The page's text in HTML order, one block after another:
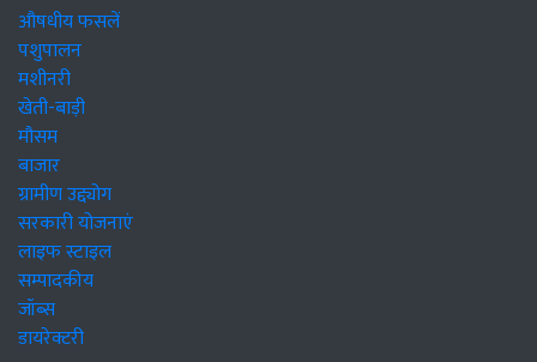
औषधीय फसलें
पशुपालन
मशीनरी
खेती-बाड़ी
मौसम
बाजार
ग्रामीण उद्द्योग
सरकारी योजनाएं
लाइफ स्टाइल
सम्पादकीय
जॉब्स
डायरेक्टरी